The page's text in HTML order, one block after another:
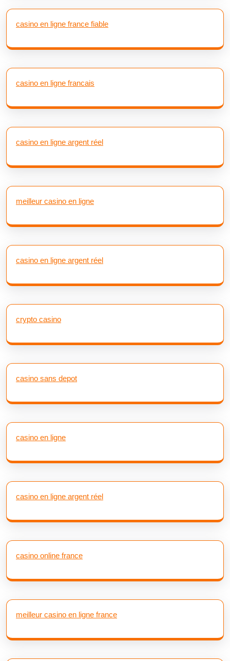
casino en ligne france fiable
casino en ligne francais
casino en ligne argent réel
meilleur casino en ligne
casino en ligne argent réel
crypto casino
casino sans depot
casino en ligne
casino en ligne argent réel
casino online france
meilleur casino en ligne france